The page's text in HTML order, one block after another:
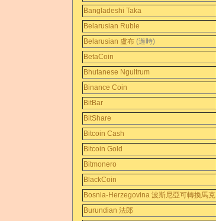
Bangladeshi Taka
Belarusian Ruble
Belarusian 盧布 (過時)
BetaCoin
Bhutanese Ngultrum
Binance Coin
BitBar
BitShare
Bitcoin Cash
Bitcoin Gold
Bitmonero
BlackCoin
Bosnia-Herzegovina 波斯尼亞可轉換馬克
Burundian 法郎